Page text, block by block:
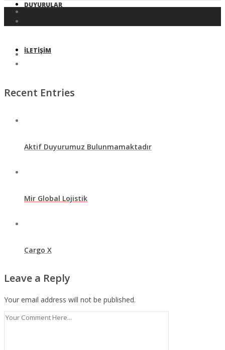
DUYURULAR
İLETIŞIM
Recent Entries
Aktif Duyurumuz Bulunmamaktadır
Mir Global Lojistik
Cargo X
Leave a Reply
Your email address will not be published.